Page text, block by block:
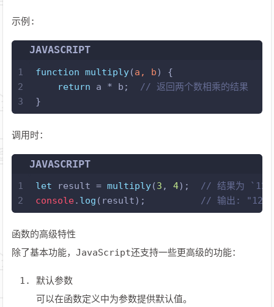
示例:
JAVASCRIPT
1
2
3
function multiply(a, b) {
return a * b; // 返回两个数相乘的结果
}
调用时：
JAVASCRIPT
1
2
let result = multiply(3 , 4); // 结果为 `12`
console. log (result); // 输出: "12"
函数的高级特性
除了基本功能，JavaScript还支持一些更高级的功能：
默认参数
可以在函数定义中为参数提供默认值。